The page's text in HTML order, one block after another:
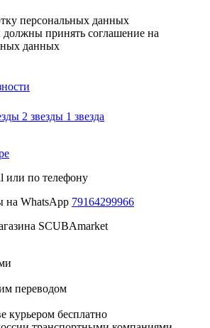
персональных данных
принять соглашение на
данных
2 звезды 1 звезда
или по телефону
на WhatsApp 79164299966
SCUBAmarket
переводом
курьером бесплатно